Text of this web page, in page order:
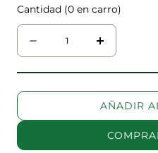
Cantidad (0 en carro)
Cantidad
Disminuir
para
Collar
flotante
aumentar
cantidad
para
Collar
flotante
AÑADIR